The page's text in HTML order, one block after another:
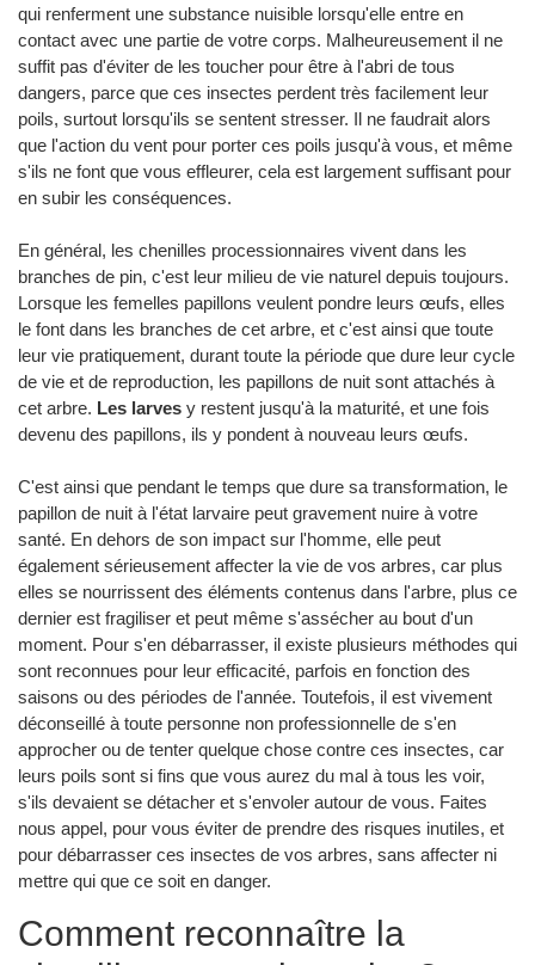
qui renferment une substance nuisible lorsqu'elle entre en
contact avec une partie de votre corps. Malheureusement il ne
suffit pas d'éviter de les toucher pour être à l'abri de tous
dangers, parce que ces insectes perdent très facilement leur
poils, surtout lorsqu'ils se sentent stresser. Il ne faudrait alors
que l'action du vent pour porter ces poils jusqu'à vous, et même
s'ils ne font que vous effleurer, cela est largement suffisant pour
en subir les conséquences.
En général, les chenilles processionnaires vivent dans les
branches de pin, c'est leur milieu de vie naturel depuis toujours.
Lorsque les femelles papillons veulent pondre leurs œufs, elles
le font dans les branches de cet arbre, et c'est ainsi que toute
leur vie pratiquement, durant toute la période que dure leur cycle
de vie et de reproduction, les papillons de nuit sont attachés à
cet arbre. Les larves y restent jusqu'à la maturité, et une fois
devenu des papillons, ils y pondent à nouveau leurs œufs.
C'est ainsi que pendant le temps que dure sa transformation, le
papillon de nuit à l'état larvaire peut gravement nuire à votre
santé. En dehors de son impact sur l'homme, elle peut
également sérieusement affecter la vie de vos arbres, car plus
elles se nourrissent des éléments contenus dans l'arbre, plus ce
dernier est fragiliser et peut même s'assécher au bout d'un
moment. Pour s'en débarrasser, il existe plusieurs méthodes qui
sont reconnues pour leur efficacité, parfois en fonction des
saisons ou des périodes de l'année. Toutefois, il est vivement
déconseillé à toute personne non professionnelle de s'en
approcher ou de tenter quelque chose contre ces insectes, car
leurs poils sont si fins que vous aurez du mal à tous les voir,
s'ils devaient se détacher et s'envoler autour de vous. Faites
nous appel, pour vous éviter de prendre des risques inutiles, et
pour débarrasser ces insectes de vos arbres, sans affecter ni
mettre qui que ce soit en danger.
Comment reconnaître la